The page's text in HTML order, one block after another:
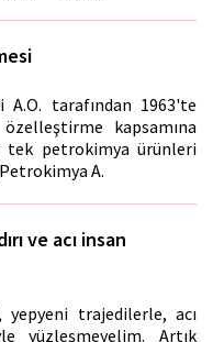
tarafından 1963'te
kapsamına
tek petrokimya ürünleri
A.
ve acı insan
trajedilerle, acı
yüzleşmeyelim. Artık